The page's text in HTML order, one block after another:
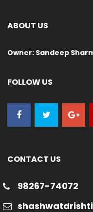
ABOUT US
Owner: Sandeep
FOLLOW US
CONTACT US
98267-74072